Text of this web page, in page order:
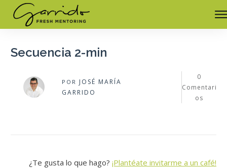
Secuencia 2-min
POR JOSÉ MARÍA
GARRIDO
0
Comentari
os
¿Te gusta lo que hago? ¡Plantéate invitarme a un café!